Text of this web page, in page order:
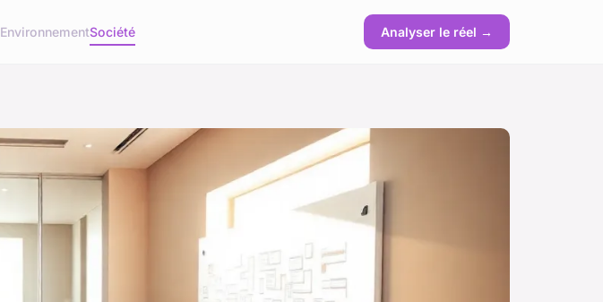
EnvironnementSociété Analyser le réel →